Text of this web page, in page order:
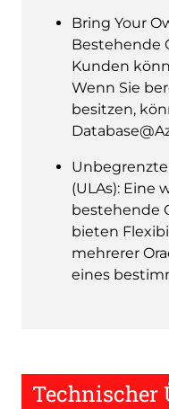
Bring Your
Bestehende
Kunden
Wenn Sie
besitzen,
(ULAs): Eine
bestehende
bieten
mehrerer
eines
Technischer